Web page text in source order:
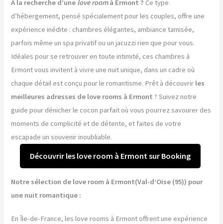
A la recherche d’une love roomà Ermont ? Ce type
d’hébergement, pensé spécialement pour les couples, offre une
expérience inédite : chambres élégantes, ambiance tamisée,
parfois même un spa privatif ou un jacuzzi rien que pour vous.
Idéales pour se retrouver en toute intimité, ces chambres à
Ermont vous invitent à vivre une nuit unique, dans un cadre où
chaque détail est conçu pour le romantisme. Prêt à découvrir les
meilleures adresses de love rooms à Ermont ? Suivez notre
guide pour dénicher le cocon parfait où vous pourrez savourer des
moments de complicité et de détente, et faites de votre
escapade un souvenir inoubliable.
Découvrir les love room à Ermont sur Booking
Notre sélection de love room à Ermont(Val-d’Oise (95)) pour
une nuit romantique :
En Île-de-France, les love rooms à Ermont offrent une expérience